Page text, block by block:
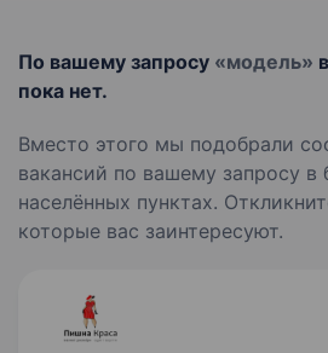
По вашему запросу «модель»
пока нет.
Вместо этого мы подобрали
вакансий по вашему запросу
населённых пунктах.
которые вас заинтересуют.